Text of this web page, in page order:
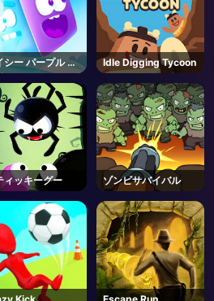
シー パープル ヘ
Idle Digging Tycoon
ィッキーグー ゾンビサバイバル